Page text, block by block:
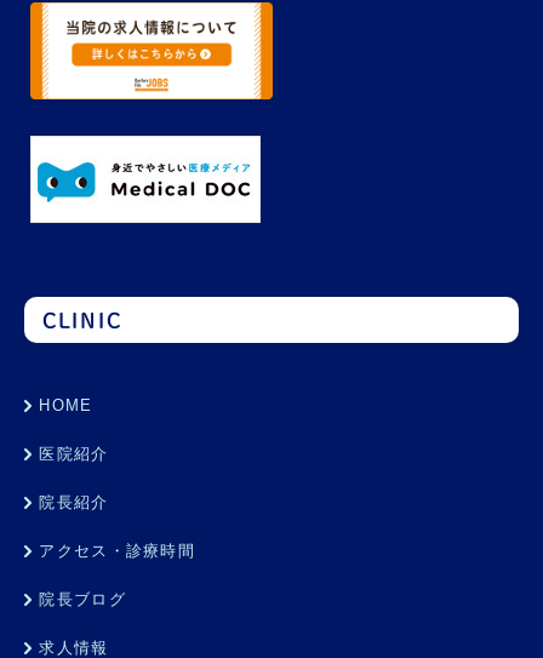
CLINIC
HOME
医院紹介
院長紹介
アクセス・診療時間
院長ブログ
求人情報